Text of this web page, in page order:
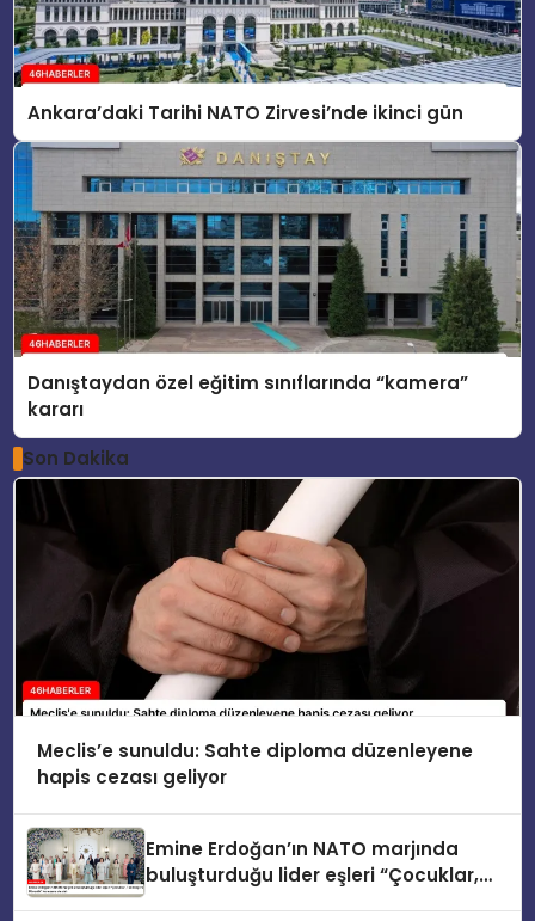
Ankara’daki Tarihi NATO Zirvesi’nde ikinci gün
Danıştaydan özel eğitim sınıflarında “kamera”
kararı
Son Dakika
Meclis’e sunuldu: Sahte diploma düzenleyene
hapis cezası geliyor
Emine Erdoğan’ın NATO marjında
buluşturduğu lider eşleri “Çocuklar,